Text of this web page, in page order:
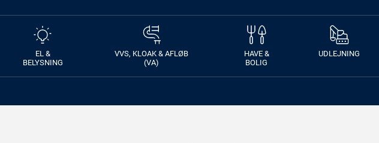
EL &
BELYSNING
VVS, KLOAK & AFLØB
(VA)
HAVE &
BOLIG
UDLEJNING